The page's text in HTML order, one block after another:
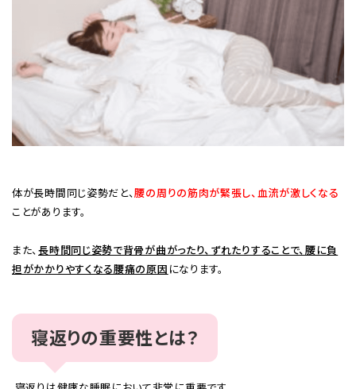
体が長時間同じ姿勢だと、腰の周りの筋肉が緊張し、血流が激しくなる
ことがあります。
また、長時間同じ姿勢で背骨が曲がったり、ずれたりすることで、腰に負
担がかかりやすくなる腰痛の原因 になります。
寝返りの重要性とは？